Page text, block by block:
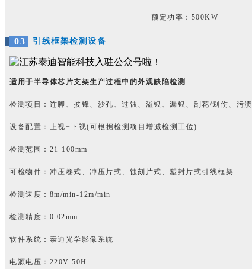
额定功率：500KW
03 引线框架检测设备
适用于半导体芯片支架生产过程中的外观缺陷检测
检测项目：连脚、披锋、沙孔、过蚀、溢银、漏银、刮花/划伤、污渍
设备配置：上视+下视(可根据检测项目增减检测工位)
检测范围：21-100mm
可检物件：冲压卷式、冲压片式、蚀刻片式、塑封片式引线框架
检测速度：8m/min-12m/min
检测精度：0.02mm
软件系统：泰迪光学影像系统
电源电压：220V 50H